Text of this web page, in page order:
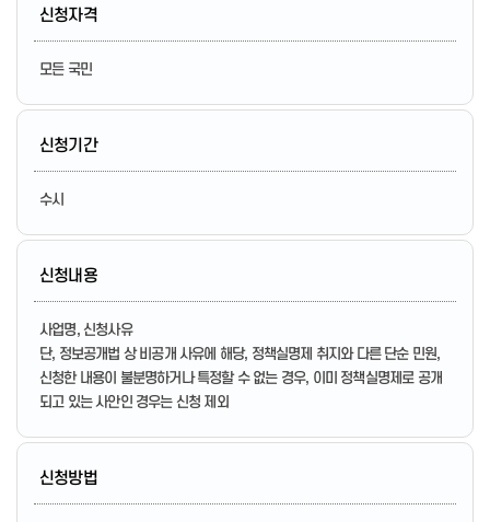
신청자격
모든 국민
신청기간
수시
신청내용
사업명, 신청사유
단, 정보공개법 상 비공개 사유에 해당, 정책실명제 취지와 다른 단순 민원,
신청한 내용이 불분명하거나 특정할 수 없는 경우, 이미 정책실명제로 공개
되고 있는 사안인 경우는 신청 제외
신청방법